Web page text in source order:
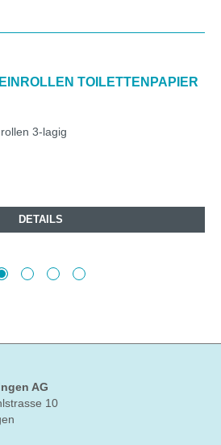
TOILETTENPAPIER
3-lagig
DETAILS
AG
10